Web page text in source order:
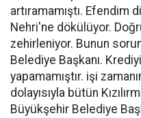
artıramamıştı. Efendim
Nehri'ne dökülüyor.
zehirleniyor. Bunun
Belediye Başkanı.
yapamamıştır. işi
dolayısıyla bütün
Büyükşehir Belediye